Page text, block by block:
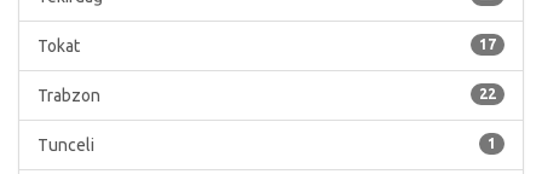
17
Tokat
22
Trabzon
1
Tunceli